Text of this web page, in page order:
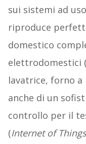
sui sistemi ad
riproduce
domestico
elettrodomestici
lavatrice, forno a
anche di un
controllo per il
(Internet of Things